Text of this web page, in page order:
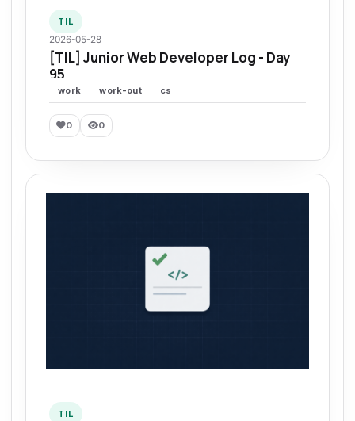
TIL
2026-05-28
[TIL] Junior Web Developer Log - Day
95
work work-out cs
0 0
TIL